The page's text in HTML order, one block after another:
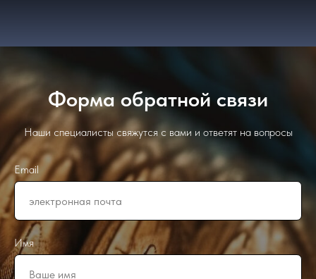
Форма обратной связи
Наши специалисты свяжутся с вами и ответят на вопросы
Email
Имя